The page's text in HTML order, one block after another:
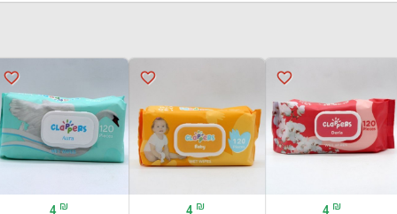
favorite_border
4 ₪
favorite_border
4 ₪
favorite_border
4 ₪